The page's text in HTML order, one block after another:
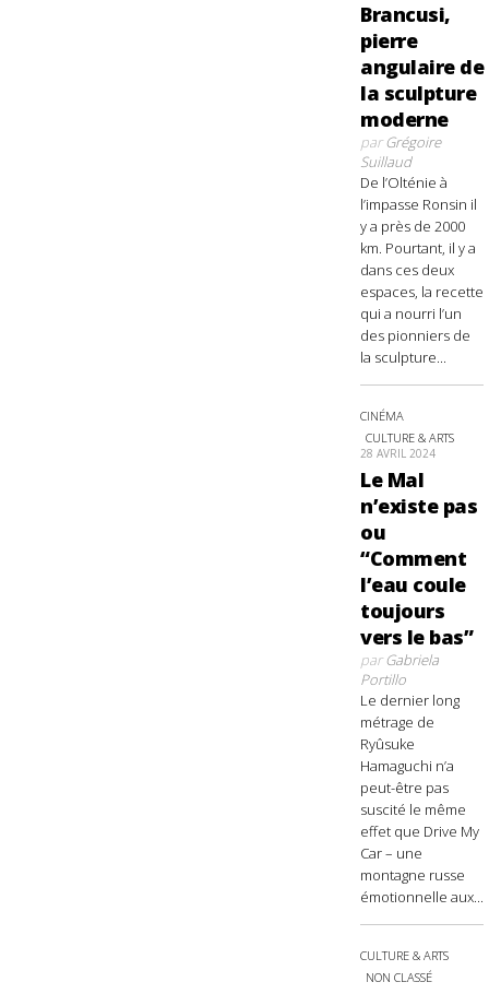
Brancusi,
pierre
angulaire de
la sculpture
moderne
parGrégoire
Suillaud
De l’Olténie à
l’impasse Ronsin il
y a près de 2000
km. Pourtant, il y a
dans ces deux
espaces, la recette
qui a nourri l’un
des pionniers de
la sculpture...
CINÉMA
CULTURE & ARTS
28 AVRIL 2024
Le Mal
n’existe pas
ou
“Comment
l’eau coule
toujours
vers le bas”
parGabriela
Portillo
Le dernier long
métrage de
Ryûsuke
Hamaguchi n’a
peut-être pas
suscité le même
effet que Drive My
Car – une
montagne russe
émotionnelle aux...
CULTURE & ARTS
NON CLASSÉ